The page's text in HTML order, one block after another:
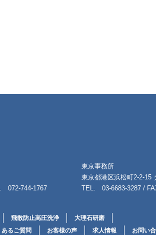
飛散防止高圧洗浄
大理石研磨
あるご質問 お客様の声 求人情報 お問い
072-744-1767
東京事務所
東京都港区浜松町2-2-15
TEL. 03-6683-3287 /